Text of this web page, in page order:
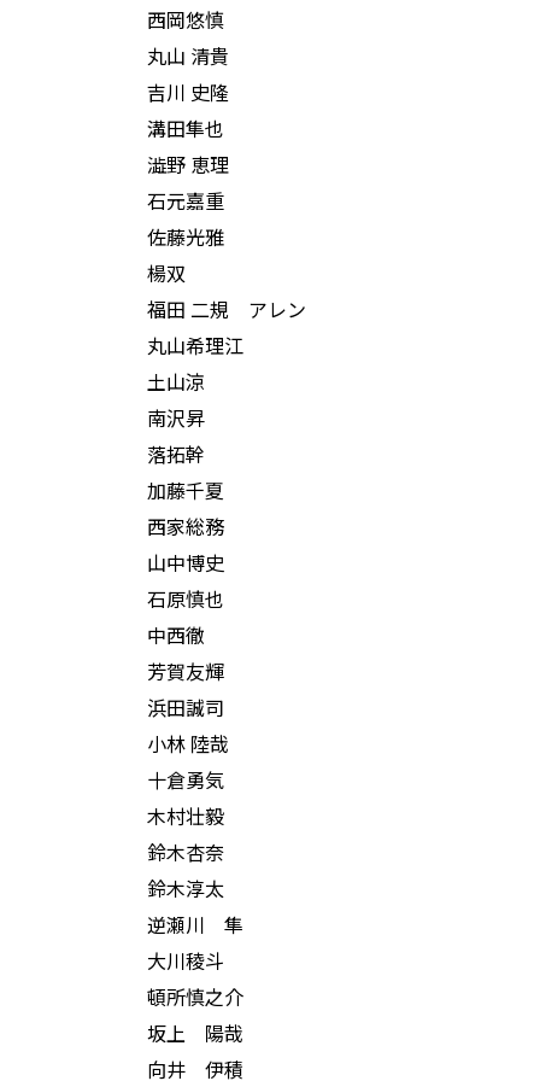
西岡悠慎
丸山 清貴
吉川 史隆
溝田隼也
澁野 恵理
石元嘉重
佐藤光雅
楊双
福田 二規 アレン
丸山希理江
土山涼
南沢昇
落拓幹
加藤千夏
西家総務
山中博史
石原慎也
中西徹
芳賀友輝
浜田誠司
小林 陸哉
十倉勇気
木村壮毅
鈴木杏奈
鈴木淳太
逆瀬川 隼
大川稜斗
頓所慎之介
坂上 陽哉
向井 伊積